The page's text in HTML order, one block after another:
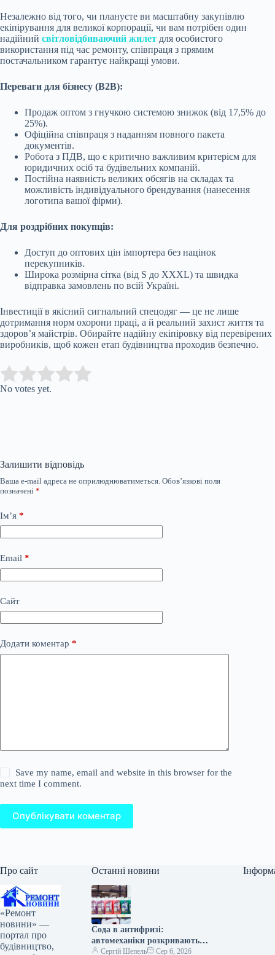
Незалежно від того, чи плануєте ви масштабну закупівлю
екіпірування для великої корпорації, чи вам потрібен один
надійний світловідбиваючий жилет для особистого
використання під час ремонту, співпраця з прямим
постачальником гарантує найкращі умови.
Переваги для бізнесу (B2B):
Продаж оптом з гнучкою системою знижок (від 17,5% до
25%).
Офіційна співпраця з наданням повного пакета
документів.
Робота з ПДВ, що є критично важливим критерієм для
юридичних осіб та будівельних компаній.
Постійна наявність великих обсягів на складах та
можливість індивідуального брендування (нанесення
логотипа вашої фірми).
Для роздрібних покупців:
Доступ до оптових цін імпортера без націнок
перекупників.
Широка розмірна сітка (від S до XXXL) та швидка
відправка замовлень по всій Україні.
Інвестиції в якісний сигнальний спецодяг — це не лише
дотримання норм охорони праці, а й реальний захист життя та
здоров’я майстрів. Обирайте надійну екіпіровку від перевірених
виробників, щоб кожен етап будівництва проходив безпечно.
Rate this item:
No votes yet.
Залишити відповідь
Ваша e-mail адреса не оприлюднюватиметься. Обов’язкові поля
позначені *
Ім’я *
Email *
Сайт
Додати коментар *
Save my name, email and website in this browser for the
next time I comment.
Опублікувати коментар
Про сайт
«Ремонт
новини» —
портал про
будівництво,
Останні новини
Сода в антифризі:
автомеханіки розкривають
секрет гаражних хитрощів
Сергій Шепель Сер 6, 2026